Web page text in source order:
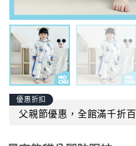
優惠折扣
父親節優惠，全館滿千折百